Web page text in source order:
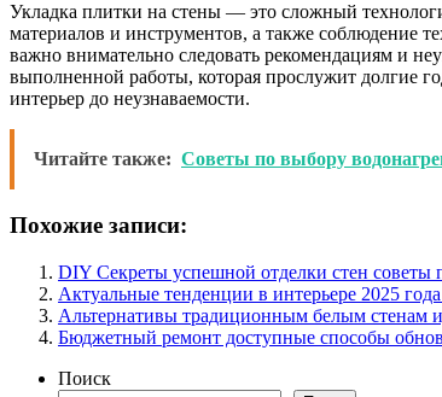
Укладка плитки на стены — это сложный
материалов и инструментов, а также соблюдение
важно внимательно следовать рекомендациям и
выполненной работы, которая прослужит долгие
интерьер до неузнаваемости.
Читайте также: Советы по выбору
Похожие записи:
DIY Секреты успешной отделки стен советы
Актуальные тенденции в интерьере 2025
Альтернативы традиционным белым стенам
Бюджетный ремонт доступные способы
Поиск